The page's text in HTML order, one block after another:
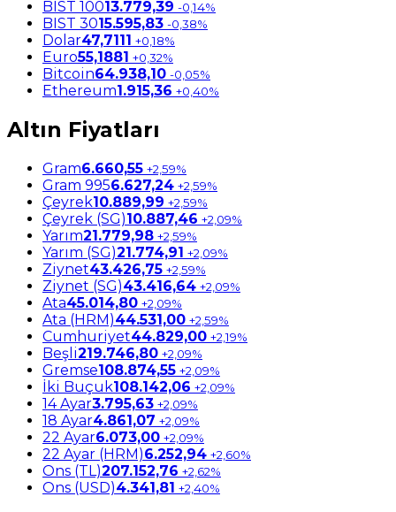
BIST 10013.779,39 -0,14%
BIST 3015.595,83 -0,38%
Dolar47,7111 +0,18%
Euro55,1881 +0,32%
Bitcoin64.938,10 -0,05%
Ethereum1.915,36 +0,40%
Altın Fiyatları
Gram6.660,55 +2,59%
Gram 9956.627,24 +2,59%
Çeyrek10.889,99 +2,59%
Çeyrek (SG)10.887,46 +2,09%
Yarım21.779,98 +2,59%
Yarım (SG)21.774,91 +2,09%
Ziynet43.426,75 +2,59%
Ziynet (SG)43.416,64 +2,09%
Ata45.014,80 +2,09%
Ata (HRM)44.531,00 +2,59%
Cumhuriyet44.829,00 +2,19%
Beşli219.746,80 +2,09%
Gremse108.874,55 +2,09%
İki Buçuk108.142,06 +2,09%
14 Ayar3.795,63 +2,09%
18 Ayar4.861,07 +2,09%
22 Ayar6.073,00 +2,09%
22 Ayar (HRM)6.252,94 +2,60%
Ons (TL)207.152,76 +2,62%
Ons (USD)4.341,81 +2,40%